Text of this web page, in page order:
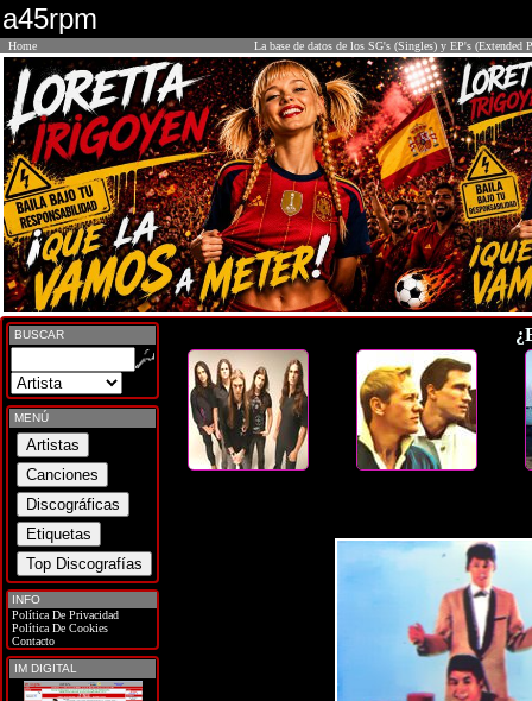
a45rpm
Home La base de datos de los SG's (Singles) y EP's (Extended
BUSCAR
MENÚ
INFO
Política De Privacidad
Política De Cookies
Contacto
IM DIGITAL